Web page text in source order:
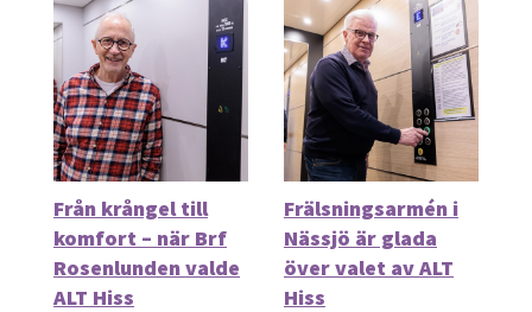
Från krångel till
komfort – när Brf
Rosenlunden valde
ALT Hiss
Frälsningsarmén i
Nässjö är glada
över valet av ALT
Hiss